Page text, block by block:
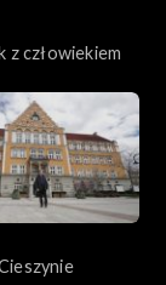
z człowiekiem